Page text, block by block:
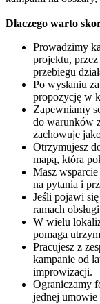
Dlaczego warto
Prowadzimy
projektu,
przebiegu
Po wysłaniu
propozycję w
Zapewniamy
do warunków
zachowuje
Otrzymujesz
mapą, która
Masz
na pytania i
Jeśli pojawi
ramach
W wielu
pomaga
Pracujesz z
kampanie od
improwizacji.
Ograniczamy
jednej umowie